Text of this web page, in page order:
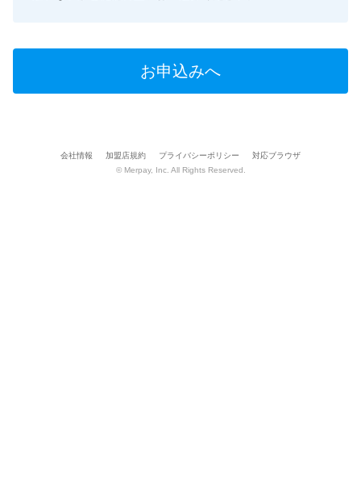
お申込みへ
会社情報 加盟店規約 プライバシーポリシー
対応ブラウザ
© Merpay, Inc. All Rights Reserved.